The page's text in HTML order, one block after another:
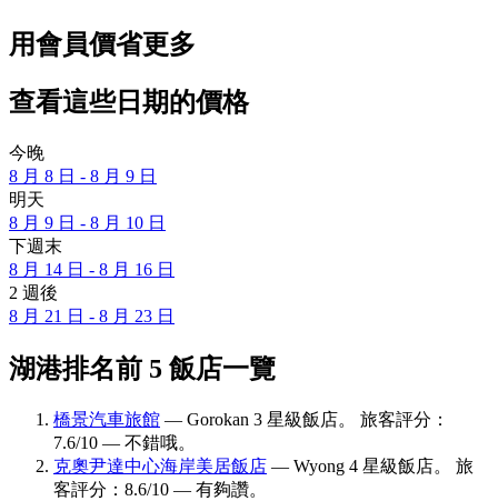
用會員價省更多
查看這些日期的價格
今晚
8 月 8 日 - 8 月 9 日
明天
8 月 9 日 - 8 月 10 日
下週末
8 月 14 日 - 8 月 16 日
2 週後
8 月 21 日 - 8 月 23 日
湖港排名前 5 飯店一覽
橋景汽車旅館 — Gorokan 3 星級飯店。 旅客評分：
7.6/10 — 不錯哦。
克奧尹達中心海岸美居飯店 — Wyong 4 星級飯店。 旅
客評分：8.6/10 — 有夠讚。